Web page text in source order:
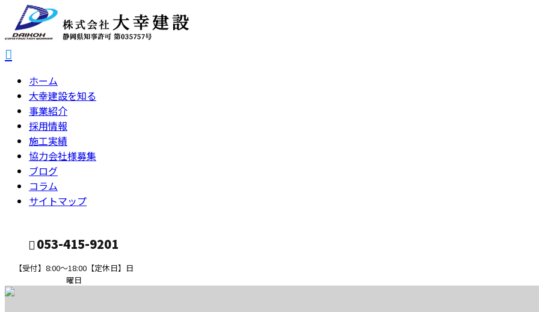
ホーム
大幸建設を知る
事業紹介
採用情報
施工実績
協力会社様募集
ブログ
コラム
サイトマップ
053-415-9201
【受付】8:00～18:00【定休日】日
曜日